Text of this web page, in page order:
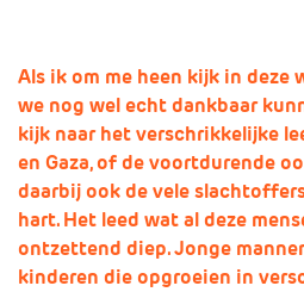
Als ik om me heen kijk in deze
we nog wel echt dankbaar
kijk naar het verschrikkelijke
en Gaza, of de voortdurende
daarbij ook de vele
hart. Het leed wat al deze
ontzettend diep. Jonge
kinderen die opgroeien in